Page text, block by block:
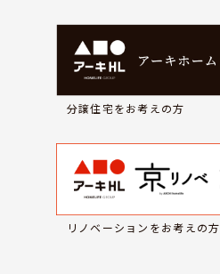
分譲住宅をお考えの方
リノベーションをお考えの方